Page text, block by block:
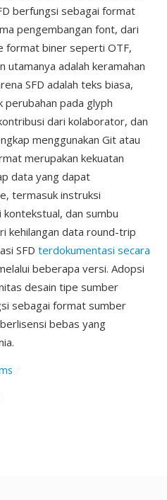
berfungsi sebagai format
pengembangan font, dari
format biner seperti OTF,
utamanya adalah keramahan
SFD adalah teks biasa,
pada glyph
dari kolaborator, dan
menggunakan Git atau
merupakan kekuatan
data yang dapat
termasuk instruksi
dan sumbu
kehilangan data round-trip
SFD terdokumentasi secara
beberapa versi. Adopsi
desain tipe sumber
sebagai format sumber
bebas yang